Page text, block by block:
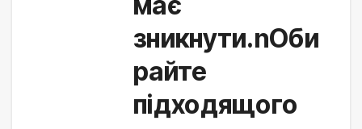
зникнути.nОби
райте
підходящого